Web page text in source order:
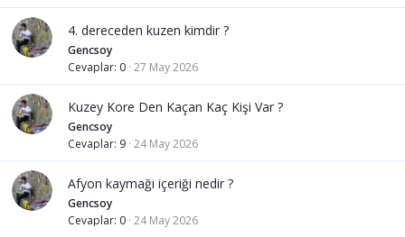
4. dereceden kuzen kimdir ?
Gencsoy
Cevaplar 0 27 May 2026
Kuzey Kore Den Kaçan Kaç Kişi Var ?
Gencsoy
Cevaplar 9 24 May 2026
Afyon kaymağı içeriği nedir ?
Gencsoy
Cevaplar 0 24 May 2026